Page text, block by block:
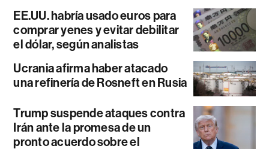
EE.UU. habría usado euros para
comprar yenes y evitar debilitar
el dólar, según analistas
Ucrania afirma haber atacado
una refinería de Rosneft en Rusia
Trump suspende ataques contra
Irán ante la promesa de un
pronto acuerdo sobre el